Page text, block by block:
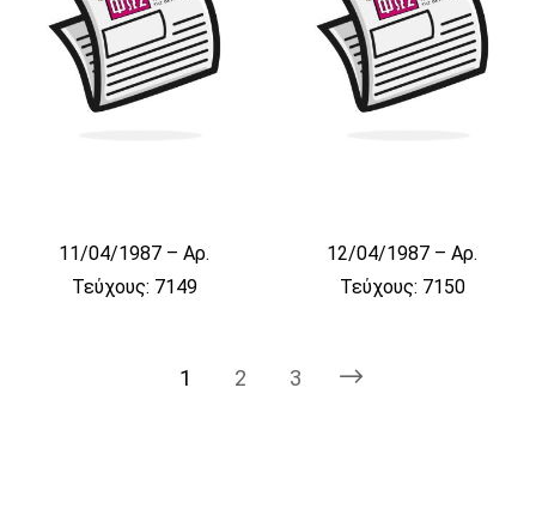
11/04/1987 – Αρ.
Τεύχους: 7149
12/04/1987 – Αρ.
Τεύχους: 7150
1 2 3